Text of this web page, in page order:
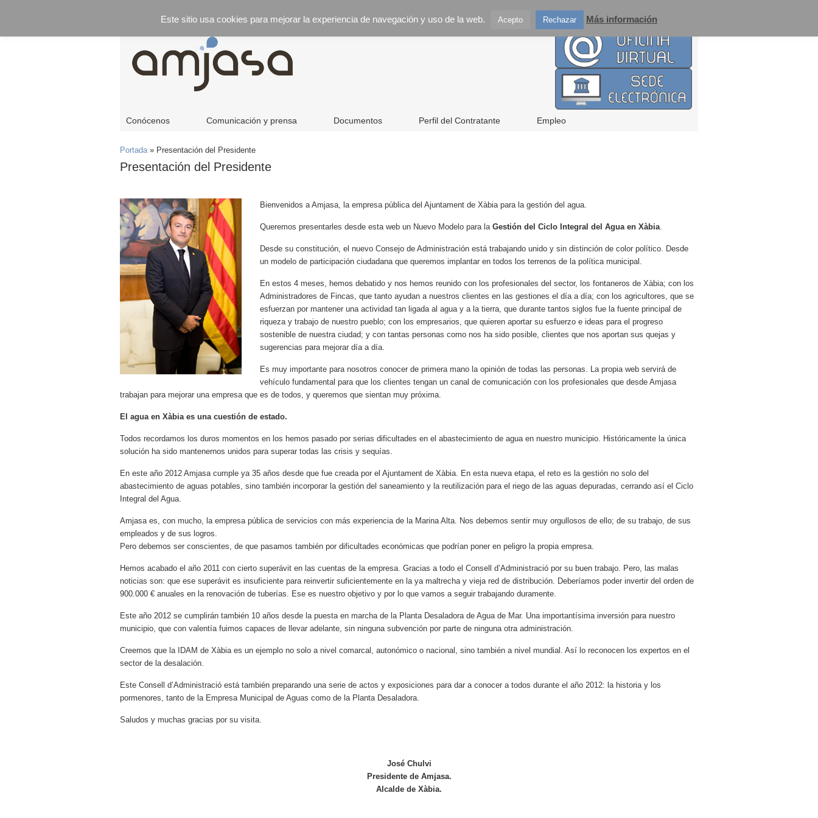
Conócenos Comunicación y prensa Documentos Perfil del Contratante Empleo
Portada» Presentación del Presidente
Presentación del Presidente
Bienvenidos a Amjasa, la empresa pública del Ajuntament de Xàbia para la gestión del agua.
Queremos presentarles desde esta web un Nuevo Modelo para la Gestión del Ciclo Integral del Agua en Xàbia.
Desde su constitución, el nuevo Consejo de Administración está trabajando unido y sin distinción de color político. Desde
un modelo de participación ciudadana que queremos implantar en todos los terrenos de la política municipal.
En estos 4 meses, hemos debatido y nos hemos reunido con los profesionales del sector, los fontaneros de Xàbia; con los
Administradores de Fincas, que tanto ayudan a nuestros clientes en las gestiones el día a día; con los agricultores, que se
esfuerzan por mantener una actividad tan ligada al agua y a la tierra, que durante tantos siglos fue la fuente principal de
riqueza y trabajo de nuestro pueblo; con los empresarios, que quieren aportar su esfuerzo e ideas para el progreso
sostenible de nuestra ciudad; y con tantas personas como nos ha sido posible, clientes que nos aportan sus quejas y
sugerencias para mejorar día a día.
Es muy importante para nosotros conocer de primera mano la opinión de todas las personas. La propia web servirá de
vehículo fundamental para que los clientes tengan un canal de comunicación con los profesionales que desde Amjasa
trabajan para mejorar una empresa que es de todos, y queremos que sientan muy próxima.
El agua en Xàbia es una cuestión de estado.
Todos recordamos los duros momentos en los hemos pasado por serias dificultades en el abastecimiento de agua en nuestro municipio. Históricamente la única
solución ha sido mantenernos unidos para superar todas las crisis y sequías.
En este año 2012 Amjasa cumple ya 35 años desde que fue creada por el Ajuntament de Xàbia. En esta nueva etapa, el reto es la gestión no solo del
abastecimiento de aguas potables, sino también incorporar la gestión del saneamiento y la reutilización para el riego de las aguas depuradas, cerrando así el Ciclo
Integral del Agua.
Amjasa es, con mucho, la empresa pública de servicios con más experiencia de la Marina Alta. Nos debemos sentir muy orgullosos de ello; de su trabajo, de sus
empleados y de sus logros.
Pero debemos ser conscientes, de que pasamos también por dificultades económicas que podrían poner en peligro la propia empresa.
Hemos acabado el año 2011 con cierto superávit en las cuentas de la empresa. Gracias a todo el Consell d’Administració por su buen trabajo. Pero, las malas
noticias son: que ese superávit es insuficiente para reinvertir suficientemente en la ya maltrecha y vieja red de distribución. Deberíamos poder invertir del orden de
900.000 € anuales en la renovación de tuberías. Ese es nuestro objetivo y por lo que vamos a seguir trabajando duramente.
Este año 2012 se cumplirán también 10 años desde la puesta en marcha de la Planta Desaladora de Agua de Mar. Una importantísima inversión para nuestro
municipio, que con valentía fuimos capaces de llevar adelante, sin ninguna subvención por parte de ninguna otra administración.
Creemos que la IDAM de Xàbia es un ejemplo no solo a nivel comarcal, autonómico o nacional, sino también a nivel mundial. Así lo reconocen los expertos en el
sector de la desalación.
Este Consell d’Administració está también preparando una serie de actos y exposiciones para dar a conocer a todos durante el año 2012: la historia y los
pormenores, tanto de la Empresa Municipal de Aguas como de la Planta Desaladora.
Saludos y muchas gracias por su visita.
José Chulvi
Presidente de Amjasa.
Alcalde de Xàbia.
Este sitio usa cookies para mejorar la experiencia de navegación y uso de la web. Acepto Rechazar Más información